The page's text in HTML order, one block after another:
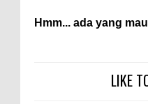
Hmm... ada yang
LIKE